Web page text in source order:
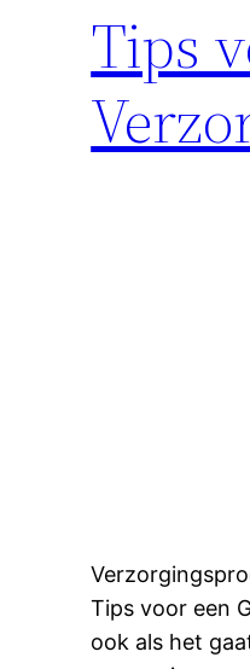
Tips
Tips voor een
ook als het